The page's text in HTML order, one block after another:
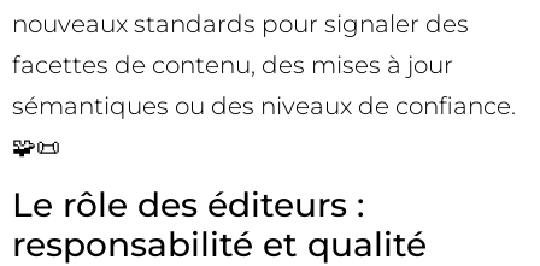
nouveaux standards pour signaler des
facettes de contenu, des mises à jour
sémantiques ou des niveaux de confiance.
🧩📜
Le rôle des éditeurs :
responsabilité et qualité